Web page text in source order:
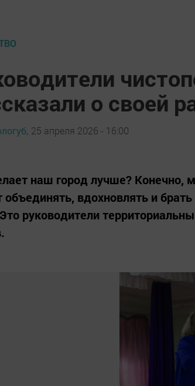
о своей
25 апреля 2026 - 16:00
наш город лучше?
вдохновлять и
руководители